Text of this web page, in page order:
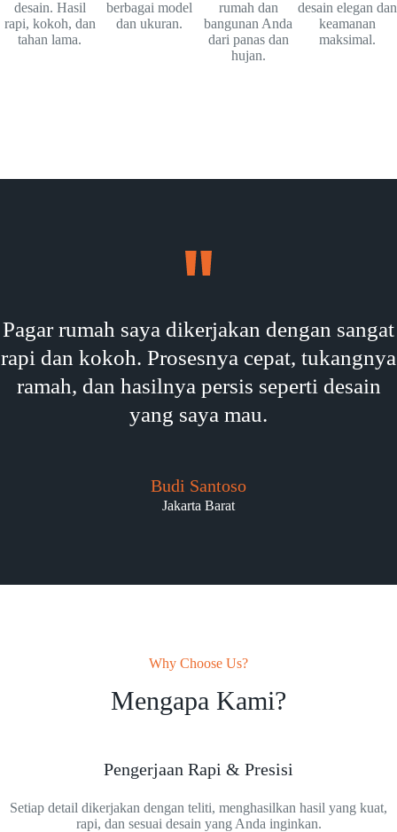
desain. Hasil
rapi, kokoh, dan
tahan lama.
berbagai model
dan ukuran.
rumah dan
bangunan Anda
dari panas dan
hujan.
desain elegan dan
keamanan
maksimal.
Pagar rumah saya dikerjakan dengan sangat
rapi dan kokoh. Prosesnya cepat, tukangnya
ramah, dan hasilnya persis seperti desain
yang saya mau.
Budi Santoso
Jakarta Barat
Why Choose Us?
Mengapa Kami?
Pengerjaan Rapi & Presisi
Setiap detail dikerjakan dengan teliti, menghasilkan hasil yang kuat,
rapi, dan sesuai desain yang Anda inginkan.